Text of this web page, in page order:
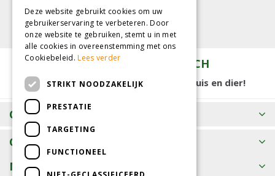
TUINCENTRUM KOLBACH
15.000 m2 winkelplezier voor tuin, huis en dier!
OPENINGSTIJDEN
CONTACT
MEER INFORMATIE
Deze website gebruikt cookies om uw
gebruikerservaring te verbeteren. Door
onze website te gebruiken, stemt u in met
alle cookies in overeenstemming met ons
Cookiebeleid.Lees verder
STRIKT NOODZAKELIJK
PRESTATIE
TARGETING
FUNCTIONEEL